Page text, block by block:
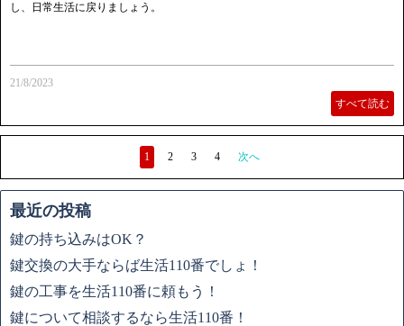
し、日常生活に戻りましょう。
21/8/2023
すべて読む
1 2 3 4 次へ
最近の投稿
鍵の持ち込みはOK？
鍵交換の大手ならば生活110番でしょ！
鍵の工事を生活110番に頼もう！
鍵について相談するなら生活110番！